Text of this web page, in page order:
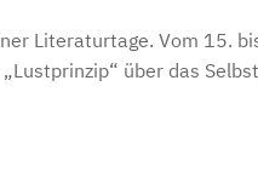
Literaturtage. Vom 15.
über das